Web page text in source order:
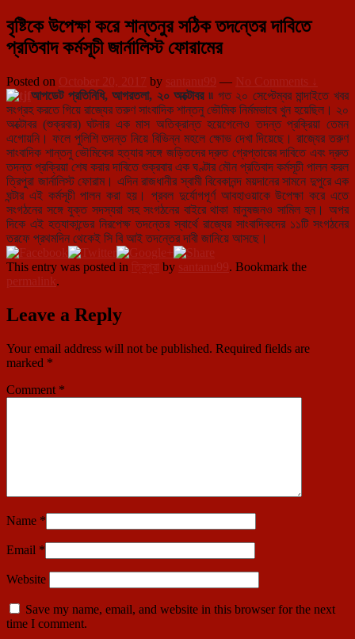
বৃষ্টিকে উপেক্ষা করে শান্তনুর সঠিক তদন্তের দাবিতে
প্রতিবাদ কর্মসূচী জার্নালিস্ট ফোরামের
Posted on October 20, 2017 by santanu99 — No Comments ↓
আপডেট প্রতিনিধি, আগরতলা, ২০ অক্টোবর ৷৷ গত ২০ সেপ্টেম্বর মান্দাইতে খবর
সংগ্রহ করতে গিয়ে রাজ্যের তরুণ সাংবাদিক শান্তনু ভৌমিক নির্মমভাবে খুন হয়েছিল। ২০
অক্টোবর (শুক্রবার) ঘটনার এক মাস অতিক্রান্ত হয়েগেলেও তদন্ত প্রক্রিয়া তেমন
এগোয়নি। ফলে পুলিশি তদন্ত নিয়ে বিভিন্ন মহলে ক্ষোভ দেখা দিয়েছে। রাজ্যের তরুণ
সাংবাদিক শান্তনু ভৌমিকের হত্যার সঙ্গে জড়িতদের দ্রুত গ্রেপ্তারের দাবিতে এবং দ্রুত
তদন্ত প্রক্রিয়া শেষ করার দাবিতে শুক্রবার এক ঘণ্টার মৌন প্রতিবাদ কর্মসূচী পালন করল
ত্রিপুরা জার্নালিস্ট ফোরাম। এদিন রাজধানীর স্বামী বিবেকানন্দ ময়দানের সামনে দুপুরে এক
ঘন্টার এই কর্মসূচী পালন করা হয়। প্রবল দুর্যোগপূর্ণ আবহাওয়াকে উপেক্ষা করে এতে
সংগঠনের সঙ্গে যুক্ত সদস্যরা সহ সংগঠনের বাইরে থাকা মানুষজনও সামিল হন। অপর
দিকে এই হত্যাকান্ডের নিরপেক্ষ তদন্তের স্বার্থে রাজ্যের সাংবাদিকদের ১১টি সংগঠনের
তরফে প্রথমদিন থেকেই সি বি আই তদন্তের দাবী জানিয়ে আসছে।
This entry was posted in ত্রিপুরা by santanu99. Bookmark the
permalink.
Leave a Reply
Your email address will not be published. Required fields are
marked *
Comment *
Name *
Email *
Website
Save my name, email, and website in this browser for the next
time I comment.